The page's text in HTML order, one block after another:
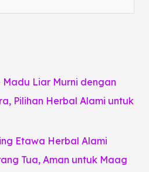
Madu Liar Murni dengan
Pilihan Herbal Alami untuk
Etawa Herbal Alami
Tua, Aman untuk Maag